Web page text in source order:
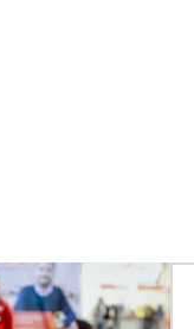
aby zobaczyć